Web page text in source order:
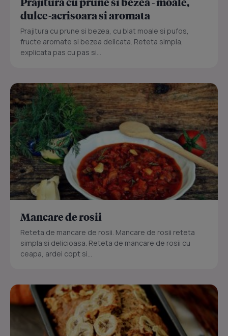
dulce-acrisoara si aromata
Prajitura cu prune si bezea, cu blat moale si pufos,
fructe aromate si bezea delicata. Reteta simpla,
explicata pas cu pas si...
Mancare de rosii
Reteta de mancare de rosii. Mancare de rosii reteta
simpla si delicioasa. Reteta de mancare de rosii cu
ceapa, ardei copt si...